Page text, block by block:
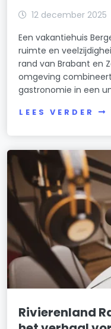
12 december 2025
Een vakantiehuis
ruimte en
rand van Brabant en
omgeving
gastronomie in een
LEES VERDER
Rivierenland